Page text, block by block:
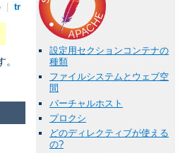
tr
設定用セクションコンテナの
種類
ファイルシステムとウェブ空
間
バーチャルホスト
プロクシ
どのディレクティブが使える
の?